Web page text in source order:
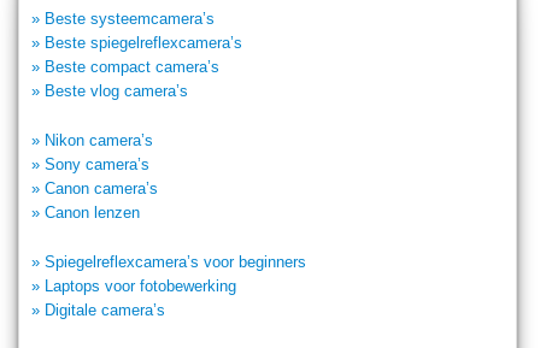
» Beste systeemcamera’s
» Beste spiegelreflexcamera’s
» Beste compact camera’s
» Beste vlog camera’s
» Nikon camera’s
» Sony camera’s
» Canon camera’s
» Canon lenzen
» Spiegelreflexcamera’s voor beginners
» Laptops voor fotobewerking
» Digitale camera’s